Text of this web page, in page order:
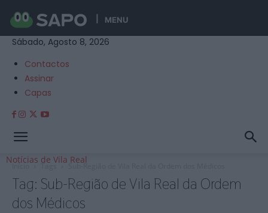
MENU
Sábado, Agosto 8, 2026
Contactos
Assinar
Capas
Notícias de Vila Real
Início Tags Sub-Região de Vila Real da Ordem dos Médicos
Tag: Sub-Região de Vila Real da Ordem
dos Médicos